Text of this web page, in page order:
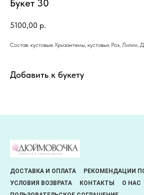
Букет 30
5100,00 р.
Состав: кустовые Хризантемы, кустовых Роз, Лилии,
Добавить к букету
ДОСТАВКА И ОПЛАТА
РЕКОМЕНДАЦИИ
УСЛОВИЯ ВОЗВРАТА
КОНТАКТЫ
О НАС